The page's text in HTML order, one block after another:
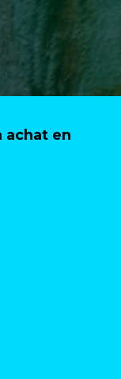
achat en